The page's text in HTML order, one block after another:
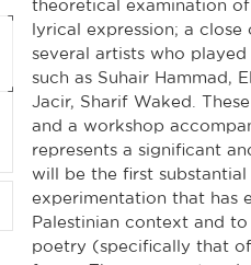
theoretical examination
lyrical expression; a
several artists who
such as Suhair Hammad,
Jacir, Sharif Waked.
and a workshop
represents a significant
will be the first
experimentation that has
Palestinian context and
poetry (specifically that